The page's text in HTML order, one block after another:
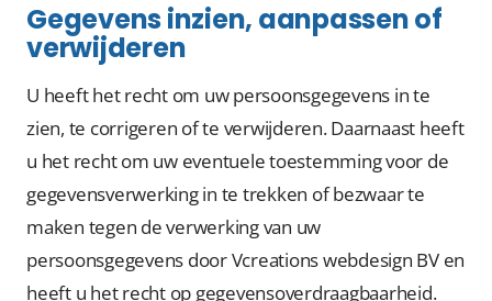
Gegevens inzien, aanpassen of
verwijderen
U heeft het recht om uw persoonsgegevens in te
zien, te corrigeren of te verwijderen. Daarnaast heeft
u het recht om uw eventuele toestemming voor de
gegevensverwerking in te trekken of bezwaar te
maken tegen de verwerking van uw
persoonsgegevens door Vcreations webdesign BV en
heeft u het recht op gegevensoverdraagbaarheid.